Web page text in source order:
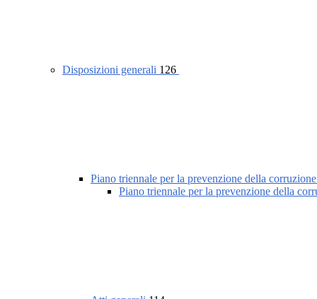
Disposizioni generali 126
Piano triennale per la prevenzione della
Piano triennale per la prevenzione della